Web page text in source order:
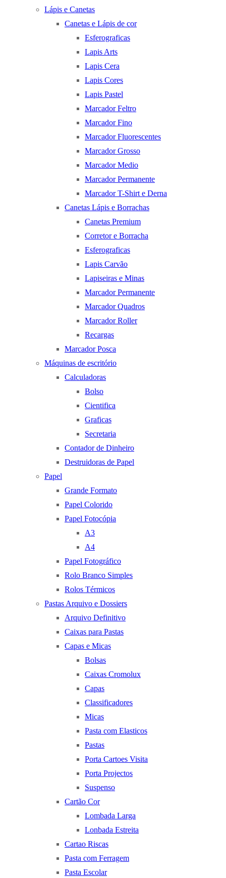
Lápis e Canetas
Canetas e Lápis de cor
Esferograficas
Lapis Arts
Lapis Cera
Lapis Cores
Lapis Pastel
Marcador Feltro
Marcador Fino
Marcador Fluorescentes
Marcador Grosso
Marcador Medio
Marcador Permanente
Marcador T-Shirt e Derna
Canetas Lápis e Borrachas
Canetas Premium
Corretor e Borracha
Esferograficas
Lapis Carvão
Lapiseiras e Minas
Marcador Permanente
Marcador Quadros
Marcador Roller
Recargas
Marcador Posca
Máquinas de escritório
Calculadoras
Bolso
Cientifica
Graficas
Secretaria
Contador de Dinheiro
Destruidoras de Papel
Papel
Grande Formato
Papel Colorido
Papel Fotocópia
A3
A4
Papel Fotográfico
Rolo Branco Simples
Rolos Térmicos
Pastas Arquivo e Dossiers
Arquivo Definitivo
Caixas para Pastas
Capas e Micas
Bolsas
Caixas Cromolux
Capas
Classificadores
Micas
Pasta com Elasticos
Pastas
Porta Cartoes Visita
Porta Projectos
Suspenso
Cartão Cor
Lombada Larga
Lonbada Estreita
Cartao Riscas
Pasta com Ferragem
Pasta Escolar